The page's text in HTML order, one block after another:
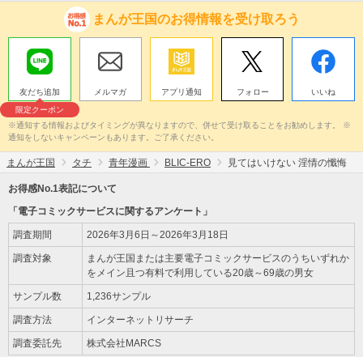
まんが王国のお得情報を受け取ろう
友だち追加
限定クーポン
メルマガ アプリ通知 フォロー いいね
※通知する情報およびタイミングが異なりますので、併せて受け取ることをお勧めします。 ※
通知をしないキャンペーンもあります。ご了承ください。
まんが王国 タチ 青年漫画 BLIC-ERO 見てはいけない 淫情の懺悔
お得感No.1表記について
「電子コミックサービスに関するアンケート」
調査期間 2026年3月6日～2026年3月18日
調査対象
まんが王国または主要電子コミックサービスのうちいずれか
をメイン且つ有料で利用している20歳～69歳の男女
サンプル数 1,236サンプル
調査方法 インターネットリサーチ
調査委託先 株式会社MARCS